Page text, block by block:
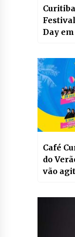
Day
Café
do
vão